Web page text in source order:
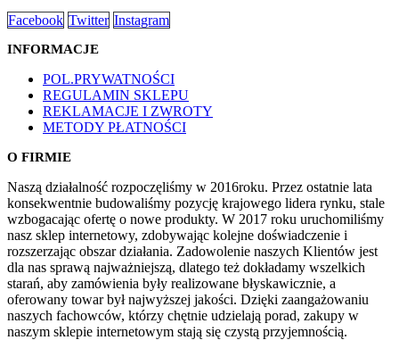
Facebook Twitter Instagram
INFORMACJE
POL.PRYWATNOŚCI
REGULAMIN SKLEPU
REKLAMACJE I ZWROTY
METODY PŁATNOŚCI
O FIRMIE
Naszą działalność rozpoczęliśmy w 2016roku. Przez ostatnie lata
konsekwentnie budowaliśmy pozycję krajowego lidera rynku, stale
wzbogacając ofertę o nowe produkty. W 2017 roku uruchomiliśmy
nasz sklep internetowy, zdobywając kolejne doświadczenie i
rozszerzając obszar działania. Zadowolenie naszych Klientów jest
dla nas sprawą najważniejszą, dlatego też dokładamy wszelkich
starań, aby zamówienia były realizowane błyskawicznie, a
oferowany towar był najwyższej jakości. Dzięki zaangażowaniu
naszych fachowców, którzy chętnie udzielają porad, zakupy w
naszym sklepie internetowym stają się czystą przyjemnością.